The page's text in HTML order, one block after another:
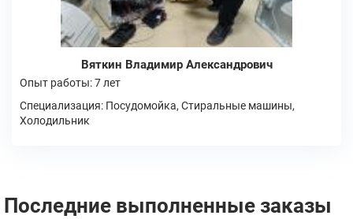
Вяткин Владимир Александрович
Опыт работы: 7 лет
Специализация: Посудомойка, Стиральные машины,
Холодильник
Последние выполненные заказы